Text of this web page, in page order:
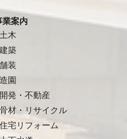
業案内
土木
建築
舗装
造園
開発・不動産
骨材・リサイクル
住宅リフォーム